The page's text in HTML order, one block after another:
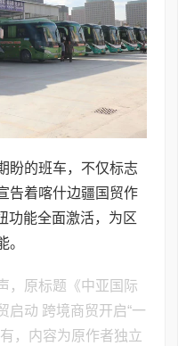
盼的班车，不仅标志
告着喀什边疆国贸作
功能全面激活，为区
。
，原标题《中亚国际
启动 跨境商贸开启“一
，内容为原作者独立